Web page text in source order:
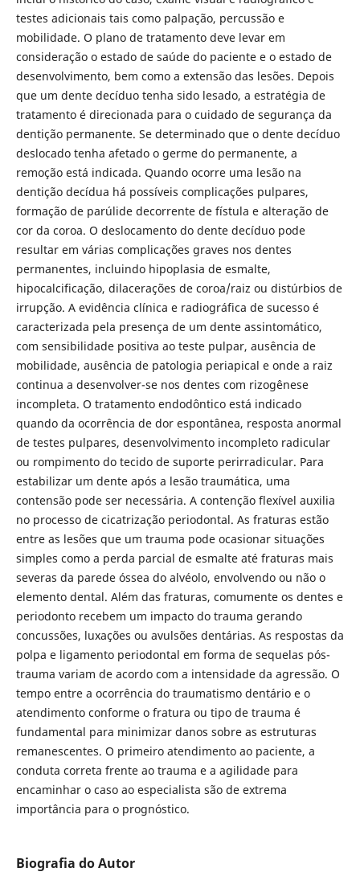
testes adicionais tais como palpação, percussão e
mobilidade. O plano de tratamento deve levar em
consideração o estado de saúde do paciente e o estado de
desenvolvimento, bem como a extensão das lesões. Depois
que um dente decíduo tenha sido lesado, a estratégia de
tratamento é direcionada para o cuidado de segurança da
dentição permanente. Se determinado que o dente decíduo
deslocado tenha afetado o germe do permanente, a
remoção está indicada. Quando ocorre uma lesão na
dentição decídua há possíveis complicações pulpares,
formação de parúlide decorrente de fístula e alteração de
cor da coroa. O deslocamento do dente decíduo pode
resultar em várias complicações graves nos dentes
permanentes, incluindo hipoplasia de esmalte,
hipocalcificação, dilacerações de coroa/raiz ou distúrbios de
irrupção. A evidência clínica e radiográfica de sucesso é
caracterizada pela presença de um dente assintomático,
com sensibilidade positiva ao teste pulpar, ausência de
mobilidade, ausência de patologia periapical e onde a raiz
continua a desenvolver-se nos dentes com rizogênese
incompleta. O tratamento endodôntico está indicado
quando da ocorrência de dor espontânea, resposta anormal
de testes pulpares, desenvolvimento incompleto radicular
ou rompimento do tecido de suporte perirradicular. Para
estabilizar um dente após a lesão traumática, uma
contensão pode ser necessária. A contenção flexível auxilia
no processo de cicatrização periodontal. As fraturas estão
entre as lesões que um trauma pode ocasionar situações
simples como a perda parcial de esmalte até fraturas mais
severas da parede óssea do alvéolo, envolvendo ou não o
elemento dental. Além das fraturas, comumente os dentes e
periodonto recebem um impacto do trauma gerando
concussões, luxações ou avulsões dentárias. As respostas da
polpa e ligamento periodontal em forma de sequelas pós-
trauma variam de acordo com a intensidade da agressão. O
tempo entre a ocorrência do traumatismo dentário e o
atendimento conforme o fratura ou tipo de trauma é
fundamental para minimizar danos sobre as estruturas
remanescentes. O primeiro atendimento ao pa­ciente, a
conduta correta frente ao trauma e a agilidade para
encaminhar o caso ao especialista são de extrema
importância para o prognóstico.
Biografia do Autor